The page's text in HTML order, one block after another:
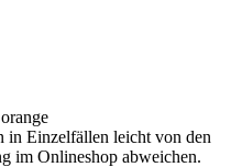
in Einzelfällen leicht von den
im Onlineshop abweichen.